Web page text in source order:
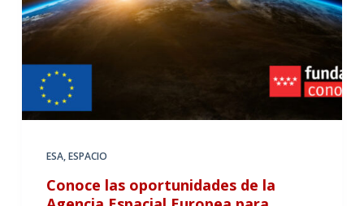
ESA,ESPACIO
Conoce las oportunidades de la